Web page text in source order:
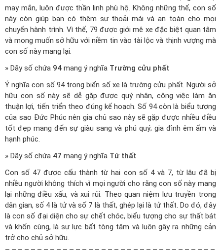
may mắn, luôn được thần linh phù hộ. Không những thế, con số
này còn giúp bạn có thêm sự thoải mái và an toàn cho mọi
chuyến hành trình. Vì thế, 79 được giới mê xe đặc biệt quan tâm
và mong muốn sở hữu với niềm tin vào tài lộc và thịnh vượng mà
con số này mang lại.
» Dãy số chứa 94 mang ý nghĩa Trường cửu phất
Ý nghĩa con số 94 trong biển số xe là trường cửu phất. Người sở
hữu con số này sẽ dễ gặp được quý nhân, công việc làm ăn
thuận lợi, tiến triển theo đúng kế hoạch. Số 94 còn là biểu tượng
của sao Đức Phúc nên gia chủ sao này sẽ gặp được nhiều điều
tốt đẹp mang đến sự giàu sang và phú quý; gia đình êm ấm và
hạnh phúc.
» Dãy số chứa 47 mang ý nghĩa Tứ thất
Con số 47 được cấu thành từ hai con số 4 và 7, từ lâu đã bị
nhiều người không thích vì mọi người cho rằng con số này mang
lại những điều xấu, và xui rủi. Theo quan niệm lưu truyền trong
dân gian, số 4 là tử và số 7 là thất, ghép lại là tử thất. Do đó, đây
là con số đại diện cho sự chết chóc, biểu tượng cho sự thất bát
và khốn cùng, là sự lực bất tòng tâm và luôn gây ra những cản
trở cho chủ sở hữu.